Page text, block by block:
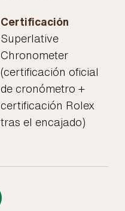
Certificación
Superlative
Chronometer
(certificación oficial
de cronómetro +
certificación Rolex
tras el encajado)